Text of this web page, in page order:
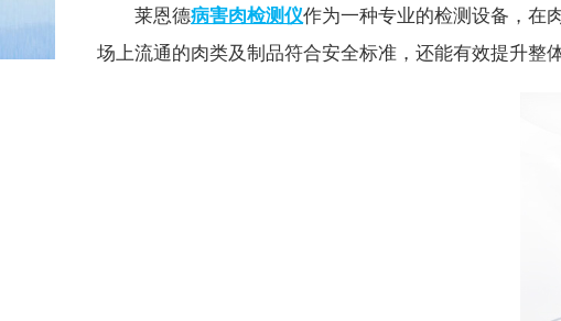
莱恩德病害肉检测仪作为一种专业的检测设备，在
场上流通的肉类及制品符合安全标准，还能有效提升整